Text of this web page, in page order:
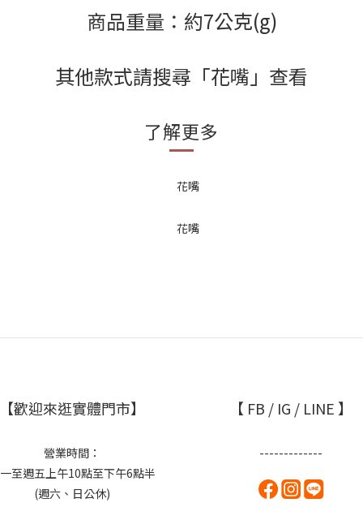
商品重量：約7公克(g)
其他款式請搜尋「花嘴」查看
了解更多
歡迎來逛實體門市】
營業時間：
至週五上午10點至下午6點半
(週六、日公休)
【 FB / IG / LINE 】
-------------